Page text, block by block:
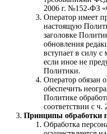
2006 г. №152-ФЗ
Оператор имеет
настоящую
заголовке
обновления
вступает в силу с
если иное не
Политики.
Оператор обязан
обеспечить
Политике
соответствии с ч.
Принципы обработки
Обработка